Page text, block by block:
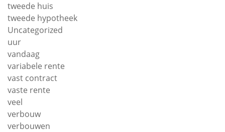
tweede huis
tweede hypotheek
Uncategorized
uur
vandaag
variabele rente
vast contract
vaste rente
veel
verbouw
verbouwen